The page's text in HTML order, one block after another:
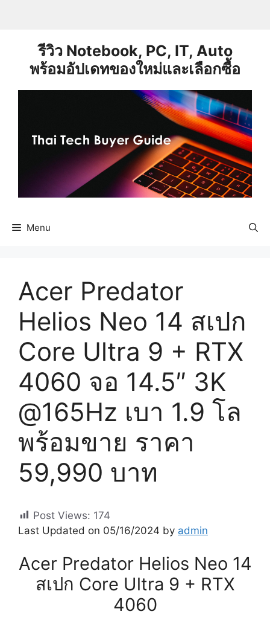
รีวิว Notebook, PC, IT, Auto
พร้อมอัปเดทของใหม่และเลือกซื้อ
Menu
Acer Predator
Helios Neo 14 สเปก
Core Ultra 9 + RTX
4060 จอ 14.5″ 3K
@165Hz เบา 1.9 โล
พร้อมขาย ราคา
59,990 บาท
Post Views: 174
Last Updated on 05/16/2024 by admin
Acer Predator Helios Neo 14
สเปก Core Ultra 9 + RTX
4060